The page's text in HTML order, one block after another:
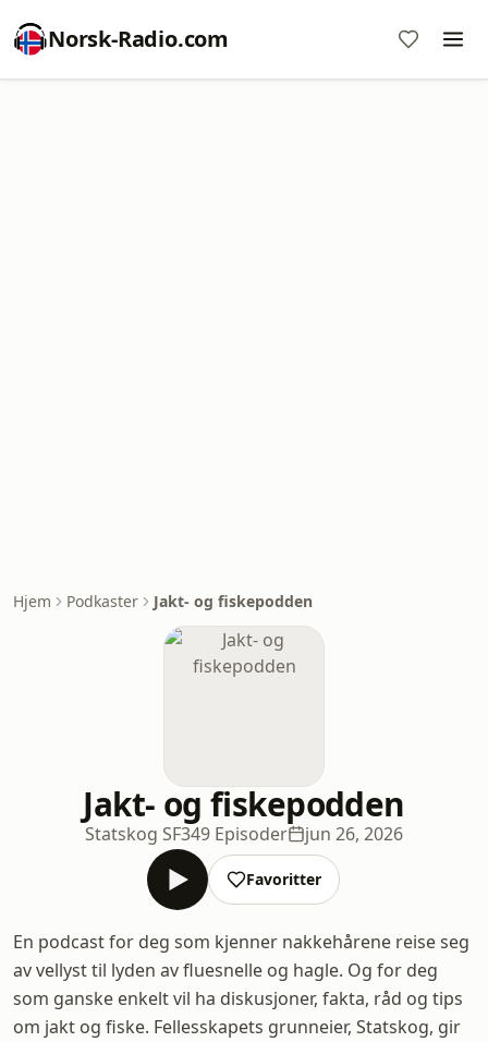
Norsk-Radio.com
Hjem Podkaster Jakt- og fiskepodden
Jakt- og fiskepodden
Statskog SF349 Episoder jun 26, 2026
Favoritter
En podcast for deg som kjenner nakkehårene reise seg
av vellyst til lyden av fluesnelle og hagle. Og for deg
som ganske enkelt vil ha diskusjoner, fakta, råd og tips
om jakt og fiske. Fellesskapets grunneier, Statskog, gir